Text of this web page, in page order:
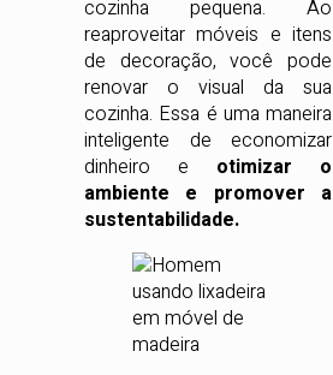
cozinha pequena. Ao
reaproveitar móveis e itens
de decoração, você pode
renovar o visual da sua
cozinha. Essa é uma maneira
inteligente de economizar
dinheiro e otimizar o
ambiente e promover a
sustentabilidade.